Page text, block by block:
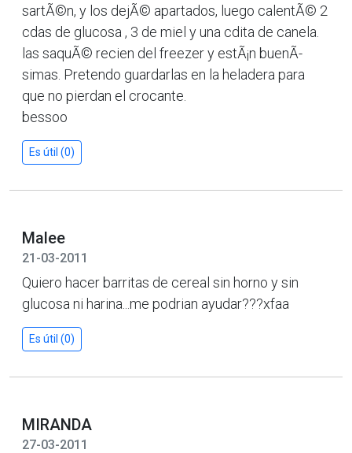
sartÃ©n, y los dejÃ© apartados, luego calentÃ© 2
cdas de glucosa , 3 de miel y una cdita de canela.
las saquÃ© recien del freezer y estÃ¡n buenÃ­
simas. Pretendo guardarlas en la heladera para
que no pierdan el crocante.
bessoo
Es útil (0)
Malee
21-03-2011
Quiero hacer barritas de cereal sin horno y sin
glucosa ni harina...me podrian ayudar???xfaa
Es útil (0)
MIRANDA
27-03-2011